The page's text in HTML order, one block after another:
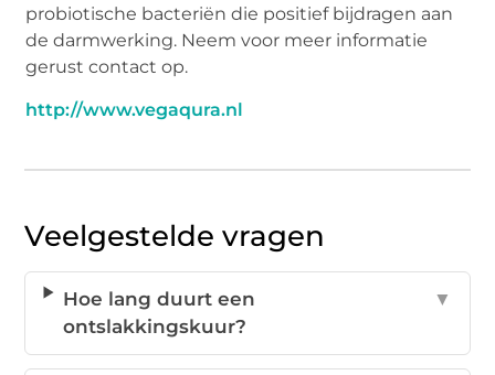
probiotische bacteriën die positief bijdragen aan
de darmwerking. Neem voor meer informatie
gerust contact op.
http://www.vegaqura.nl
Veelgestelde vragen
Hoe lang duurt een
ontslakkingskuur?
▼